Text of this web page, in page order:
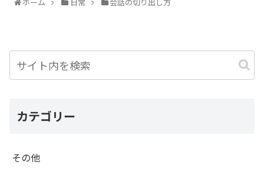
カテゴリー
その他